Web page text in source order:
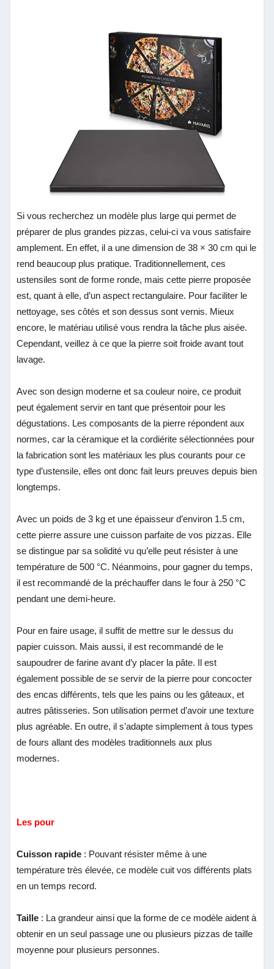
Si vous recherchez un modèle plus large qui permet de
préparer de plus grandes pizzas, celui-ci va vous satisfaire
amplement. En effet, il a une dimension de 38 × 30 cm qui le
rend beaucoup plus pratique. Traditionnellement, ces
ustensiles sont de forme ronde, mais cette pierre proposée
est, quant à elle, d’un aspect rectangulaire. Pour faciliter le
nettoyage, ses côtés et son dessus sont vernis. Mieux
encore, le matériau utilisé vous rendra la tâche plus aisée.
Cependant, veillez à ce que la pierre soit froide avant tout
lavage.
Avec son design moderne et sa couleur noire, ce produit
peut également servir en tant que présentoir pour les
dégustations. Les composants de la pierre répondent aux
normes, car la céramique et la cordiérite sélectionnées pour
la fabrication sont les matériaux les plus courants pour ce
type d’ustensile, elles ont donc fait leurs preuves depuis bien
longtemps.
Avec un poids de 3 kg et une épaisseur d’environ 1.5 cm,
cette pierre assure une cuisson parfaite de vos pizzas. Elle
se distingue par sa solidité vu qu’elle peut résister à une
température de 500 °C. Néanmoins, pour gagner du temps,
il est recommandé de la préchauffer dans le four à 250 °C
pendant une demi-heure.
Pour en faire usage, il suffit de mettre sur le dessus du
papier cuisson. Mais aussi, il est recommandé de le
saupoudrer de farine avant d’y placer la pâte. Il est
également possible de se servir de la pierre pour concocter
des encas différents, tels que les pains ou les gâteaux, et
autres pâtisseries. Son utilisation permet d’avoir une texture
plus agréable. En outre, il s’adapte simplement à tous types
de fours allant des modèles traditionnels aux plus
modernes.
Les pour
Cuisson rapide : Pouvant résister même à une
température très élevée, ce modèle cuit vos différents plats
en un temps record.
Taille : La grandeur ainsi que la forme de ce modèle aident à
obtenir en un seul passage une ou plusieurs pizzas de taille
moyenne pour plusieurs personnes.